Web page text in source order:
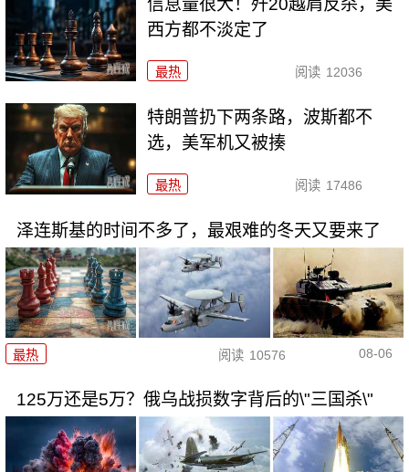
信息量很大！歼20越肩反杀，美
西方都不淡定了
最热 阅读 12036
特朗普扔下两条路，波斯都不
选，美军机又被揍
最热 阅读 17486
泽连斯基的时间不多了，最艰难的冬天又要来了
最热 阅读 10576 08-06
125万还是5万？俄乌战损数字背后的\"三国杀\"